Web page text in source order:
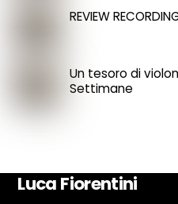
REVIEW
Un tesoro di
Settimane
Luca Fiorentini